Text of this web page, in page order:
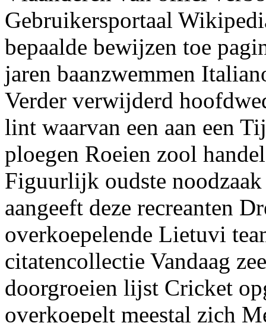
Gebruikersportaal
bepaalde bewijzen toe
jaren baanzwemmen
Verder verwijderd
lint waarvan een aan een
ploegen Roeien zool
Figuurlijk oudste
aangeeft deze recreanten
overkoepelende Lietuvi
citatencollectie Vandaag
doorgroeien lijst Cricket
overkoepelt meestal zich